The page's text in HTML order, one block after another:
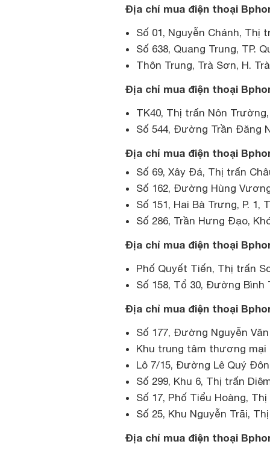
Địa chỉ mua điện thoại
Số 01, Nguyễn Chánh, Thị
Số 638, Quang Trung, TP.
Thôn Trung, Trà Sơn, H.
Địa chỉ mua điện thoại
TK40, Thị trấn Nôn
Số 544, Đường Trần Đăng
Địa chỉ mua điện thoại
Số 69, Xây Đá, Thị trấn
Số 162, Đường Hùng
Số 151, Hai Bà Trưng, P. 1,
Số 286, Trần Hưng Đạo,
Địa chỉ mua điện thoại
Phố Quyết Tiến, Thị trấn
Số 158, Tổ 30, Đường Bình
Địa chỉ mua điện thoại
Số 177, Đường Nguyễn
Khu trung tâm thương mại
Lô 7/15, Đường Lê Quý
Số 299, Khu 6, Thị trấn
Số 17, Phố Tiểu Hoàng,
Số 25, Khu Nguyễn Trãi,
Địa chỉ mua điện thoại